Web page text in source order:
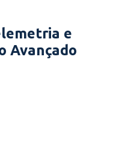
e
Avançado